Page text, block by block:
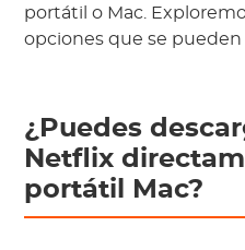
portátil o Mac.
opciones que se pueden
¿Puedes
Netflix
portátil Mac?